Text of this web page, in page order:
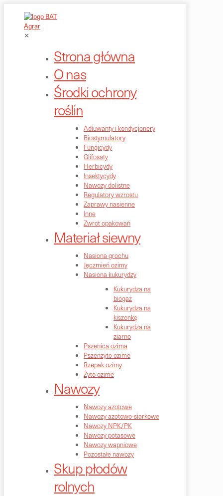
✕
Strona główna
O nas
Środki ochrony
roślin
Adiuwanty i kondycjonery
Biostymulatory
Fungicydy
Glifosaty
Herbicydy
Insektycydy
Nawozy dolistne
Regulatory wzrostu
Zaprawy nasienne
Inne
Zwrot opakowań
Materiał siewny
Nasiona grochu
Jęczmień ozimy
Nasiona kukurydzy
Kukurydza na
biogaz
Kukurydza na
kiszonkę
Kukurydza na
ziarno
Pszenica ozima
Pszenżyto ozime
Rzepak ozimy
Żyto ozime
Nawozy
Nawozy azotowe
Nawozy azotowo-siarkowe
Nawozy NPK/PK
Nawozy potasowe
Nawozy wapniowe
Pozostałe nawozy
Skup płodów
rolnych